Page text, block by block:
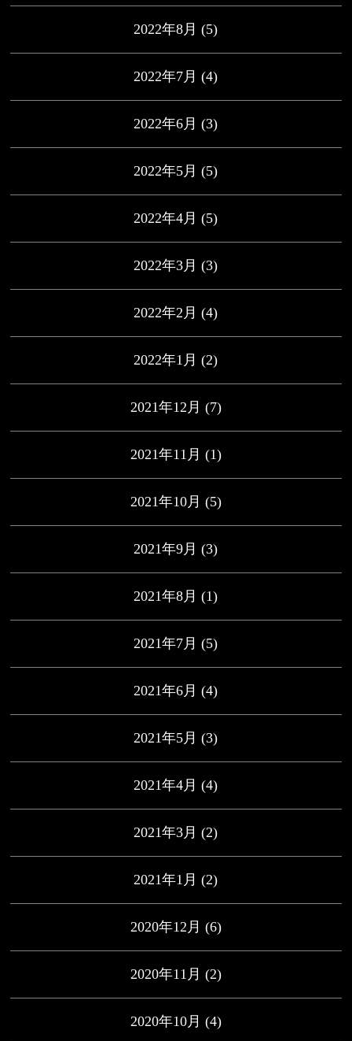
2022年8月 (5)
2022年7月 (4)
2022年6月 (3)
2022年5月 (5)
2022年4月 (5)
2022年3月 (3)
2022年2月 (4)
2022年1月 (2)
2021年12月 (7)
2021年11月 (1)
2021年10月 (5)
2021年9月 (3)
2021年8月 (1)
2021年7月 (5)
2021年6月 (4)
2021年5月 (3)
2021年4月 (4)
2021年3月 (2)
2021年1月 (2)
2020年12月 (6)
2020年11月 (2)
2020年10月 (4)